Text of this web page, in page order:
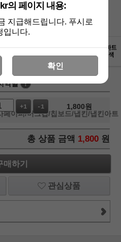
역별 !
페이퍼/머그컵/칩보드/냅킨/냅킨아트
+1 -1 1,800원
총 상품 금액 1,800 원
매하기
관심상품
의 페이지 내용:
지급해드립니다. 푸시로
입니다.
확인